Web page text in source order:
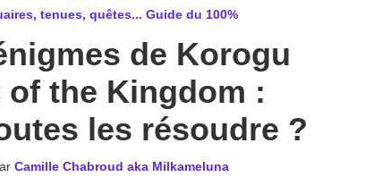
tenues, quêtes... Guide du 100%
de Korogu
of the Kingdom :
les résoudre ?
Camille Chabroud aka Milkameluna